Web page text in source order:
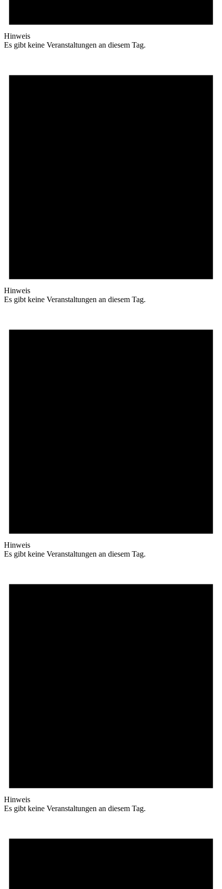
Hinweis
Es gibt keine Veranstaltungen an diesem Tag.
Hinweis
Es gibt keine Veranstaltungen an diesem Tag.
Hinweis
Es gibt keine Veranstaltungen an diesem Tag.
Hinweis
Es gibt keine Veranstaltungen an diesem Tag.